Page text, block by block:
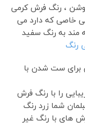
، رنگ فرش کرمی
خاصی که دارد می
مند به رنگ سفید
رنگ
برای ست شدن با
را با رنگ فرش
شما زرد رنگ
های با رنگ غیر